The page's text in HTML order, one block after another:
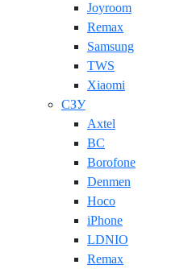
Joyroom
Remax
Samsung
TWS
Xiaomi
СЗУ
Axtel
BC
Borofone
Denmen
Hoco
iPhone
LDNIO
Remax